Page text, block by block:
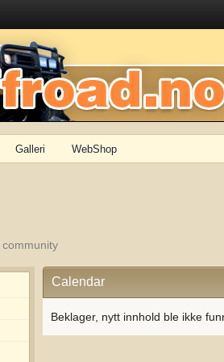
Galleri WebShop
Calendar
Beklager, nytt innhold ble ikke